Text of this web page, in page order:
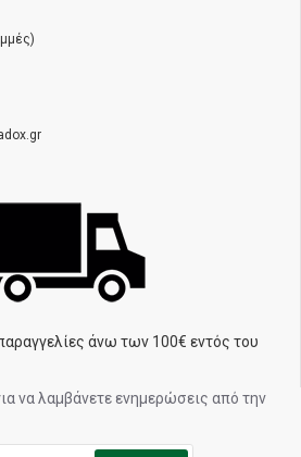
άνω των 100€ εντός του
να λαμβάνετε ενημερώσεις από την